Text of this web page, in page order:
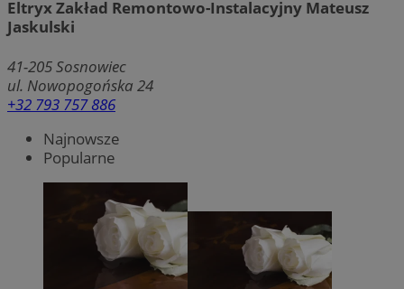
Eltryx Zakład Remontowo-Instalacyjny Mateusz
Jaskulski
41-205Sosnowiec
ul. Nowopogońska 24
+32 793 757 886
Najnowsze
Popularne